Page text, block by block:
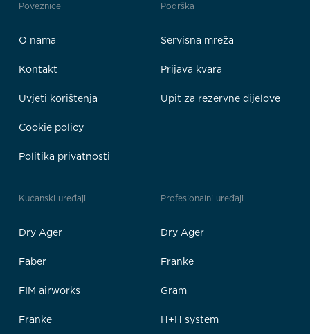
Poveznice
O nama
Kontakt
Uvjeti korištenja
Cookie policy
Politika privatnosti
Podrška
Servisna mreža
Prijava kvara
Upit za rezervne dijelove
Kućanski uređaji
Dry Ager
Faber
FIM airworks
Franke
Profesionalni uređaji
Dry Ager
Franke
Gram
H+H system